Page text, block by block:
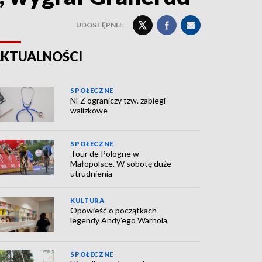
UDOSTĘPNIJ:
SPOŁECZNE
NFZ ograniczy tzw. zabiegi
walizkowe
SPOŁECZNE
Tour de Pologne w
Małopolsce. W sobotę duże
utrudnienia
KULTURA
Opowieść o początkach
legendy Andy’ego Warhola
SPOŁECZNE